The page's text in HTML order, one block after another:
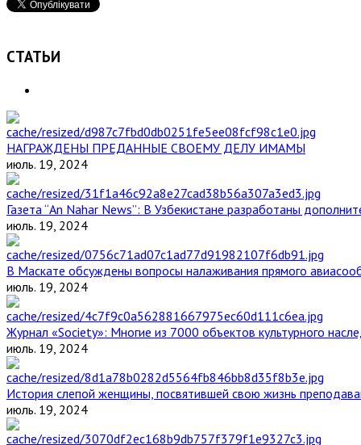
СТАТЬИ
НАГРАЖДЕНЫ ПРЕДАННЫЕ СВОЕМУ ДЕЛУ ИМАМЫ
июль. 19, 2024
Газета “An Nahar News”: В Узбекистане разработаны
июль. 19, 2024
В Маскате обсуждены вопросы налаживания прямого
июль. 19, 2024
Журнал «Society»: Многие из 7000 объектов культурного
июль. 19, 2024
История слепой женщины, посвятившей свою жизнь
июль. 19, 2024